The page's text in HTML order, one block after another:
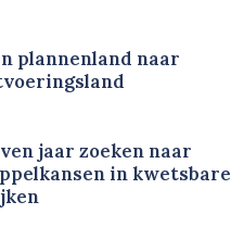
plannenland naar
jaar zoeken naar
in kwetsbare